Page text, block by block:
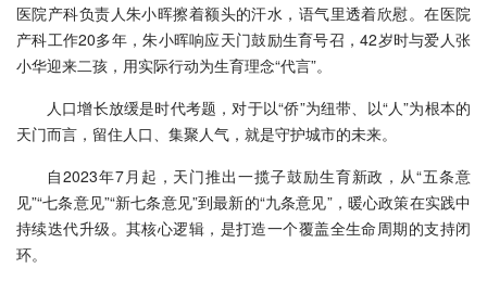
医院产科负责人朱小晖擦着额头的汗水，语气里透着欣慰。在医院
产科工作20多年，朱小晖响应天门鼓励生育号召，42岁时与爱人张
小华迎来二孩，用实际行动为生育理念“代言”。
人口增长放缓是时代考题，对于以“侨”为纽带、以“人”为根本的
天门而言，留住人口、集聚人气，就是守护城市的未来。
自2023年7月起，天门推出一揽子鼓励生育新政，从“五条意
见”“七条意见”“新七条意见”到最新的“九条意见”，暖心政策在实践中
持续迭代升级。其核心逻辑，是打造一个覆盖全生命周期的支持闭
环。